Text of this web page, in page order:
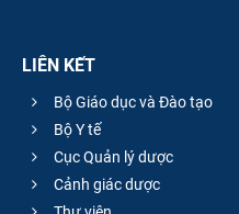
LIÊN KẾT
Bộ Giáo dục và Đào tạo
Bộ Y tế
Cục Quản lý dược
Cảnh giác dược